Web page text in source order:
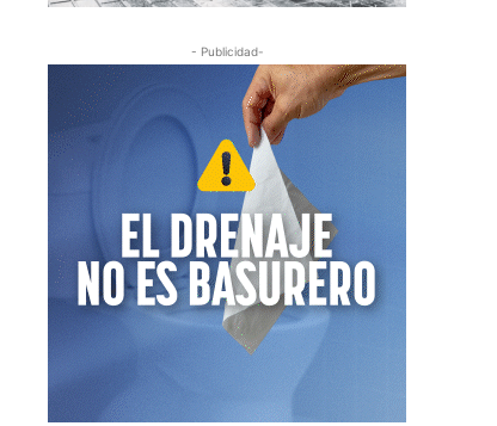
- Publicidad-